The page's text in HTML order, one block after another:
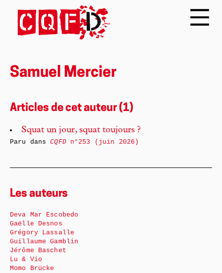
Samuel Mercier
Articles de cet auteur (1)
Squat un jour, squat toujours ?
Paru dansCQFDn°253 (juin 2026)
Les auteurs
Deva Mar Escobedo
Gaëlle Desnos
Grégory Lassalle
Guillaume Gamblin
Jérôme Baschet
Lu & Vio
Momo Brücke